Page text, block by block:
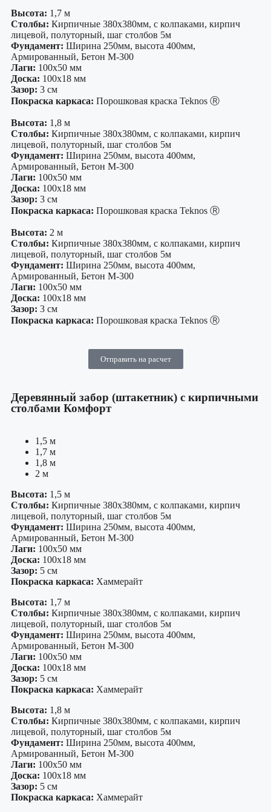
Высота: 1,7 м
Столбы: Кирпичные 380х380мм, с колпаками, кирпич
лицевой, полуторный, шаг столбов 5м
Фундамент: Ширина 250мм, высота 400мм,
Армированный, Бетон М-300
Лаги: 100х50 мм
Доска: 100х18 мм
Зазор: 3 см
Покраска каркаса: Порошковая краска Teknos Ⓡ
Высота: 1,8 м
Столбы: Кирпичные 380х380мм, с колпаками, кирпич
лицевой, полуторный, шаг столбов 5м
Фундамент: Ширина 250мм, высота 400мм,
Армированный, Бетон М-300
Лаги: 100х50 мм
Доска: 100х18 мм
Зазор: 3 см
Покраска каркаса: Порошковая краска Teknos Ⓡ
Высота: 2 м
Столбы: Кирпичные 380х380мм, с колпаками, кирпич
лицевой, полуторный, шаг столбов 5м
Фундамент: Ширина 250мм, высота 400мм,
Армированный, Бетон М-300
Лаги: 100х50 мм
Доска: 100х18 мм
Зазор: 3 см
Покраска каркаса: Порошковая краска Teknos Ⓡ
Отправить на расчет
Деревянный забор (штакетник) с кирпичными
столбами Комфорт
1,5 м
1,7 м
1,8 м
2 м
Высота: 1,5 м
Столбы: Кирпичные 380х380мм, с колпаками, кирпич
лицевой, полуторный, шаг столбов 5м
Фундамент: Ширина 250мм, высота 400мм,
Армированный, Бетон М-300
Лаги: 100х50 мм
Доска: 100х18 мм
Зазор: 5 см
Покраска каркаса: Хаммерайт
Высота: 1,7 м
Столбы: Кирпичные 380х380мм, с колпаками, кирпич
лицевой, полуторный, шаг столбов 5м
Фундамент: Ширина 250мм, высота 400мм,
Армированный, Бетон М-300
Лаги: 100х50 мм
Доска: 100х18 мм
Зазор: 5 см
Покраска каркаса: Хаммерайт
Высота: 1,8 м
Столбы: Кирпичные 380х380мм, с колпаками, кирпич
лицевой, полуторный, шаг столбов 5м
Фундамент: Ширина 250мм, высота 400мм,
Армированный, Бетон М-300
Лаги: 100х50 мм
Доска: 100х18 мм
Зазор: 5 см
Покраска каркаса: Хаммерайт